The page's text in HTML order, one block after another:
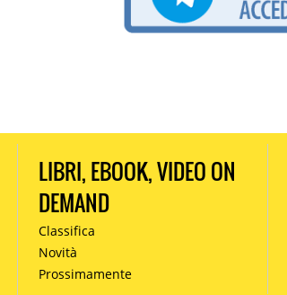
LIBRI, EBOOK, VIDEO ON
DEMAND
Classifica
Novità
Prossimamente